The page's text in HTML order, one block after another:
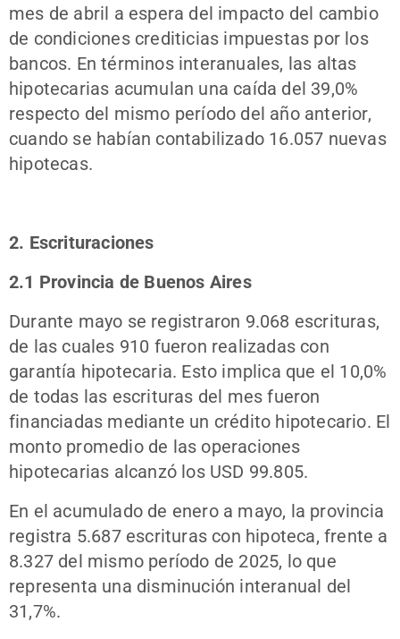
mes de abril a espera del impacto del cambio
de condiciones crediticias impuestas por los
bancos. En términos interanuales, las altas
hipotecarias acumulan una caída del 39,0%
respecto del mismo período del año anterior,
cuando se habían contabilizado 16.057 nuevas
hipotecas.
2. Escrituraciones
2.1 Provincia de Buenos Aires
Durante mayo se registraron 9.068 escrituras,
de las cuales 910 fueron realizadas con
garantía hipotecaria. Esto implica que el 10,0%
de todas las escrituras del mes fueron
financiadas mediante un crédito hipotecario. El
monto promedio de las operaciones
hipotecarias alcanzó los USD 99.805.
En el acumulado de enero a mayo, la provincia
registra 5.687 escrituras con hipoteca, frente a
8.327 del mismo período de 2025, lo que
representa una disminución interanual del
31,7%.